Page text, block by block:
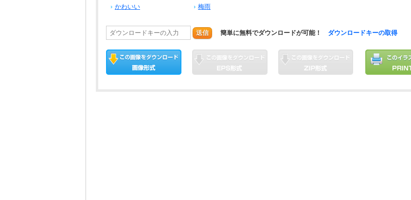
かわいい
梅雨
送信 簡単に無料でダウンロードが可能！ ダウンロードキーの取得